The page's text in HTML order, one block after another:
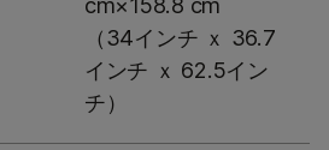
（34インチ ｘ 36.7
インチ ｘ 62.5イン
チ）